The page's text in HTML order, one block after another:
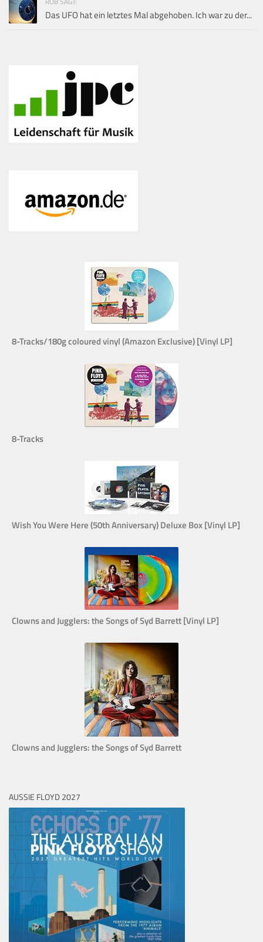
Das UFO hat ein letztes Mal abgehoben. Ich war zu der...
8-Tracks/180g coloured vinyl (Amazon Exclusive) [Vinyl LP]
8-Tracks
Wish You Were Here (50th Anniversary) Deluxe Box [Vinyl LP]
Clowns and Jugglers: the Songs of Syd Barrett [Vinyl LP]
Clowns and Jugglers: the Songs of Syd Barrett
AUSSIE FLOYD 2027